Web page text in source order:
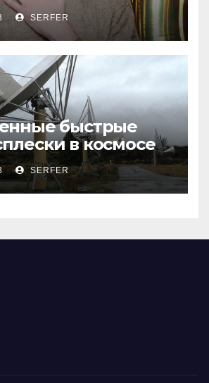
Пригожина»
SERFER
быстрые
в космосе
все более
SERFER